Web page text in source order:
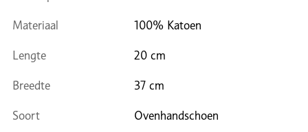
Materiaal 100% Katoen
Lengte 20 cm
Breedte 37 cm
Soort Ovenhandschoen